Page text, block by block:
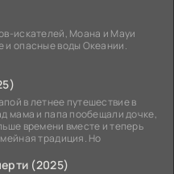
искателей, Моана и Мауи
и опасные воды Океании.
в летнее путешествие в
мама и папа пообещали дочке,
времени вместе и теперь
традиция. Но
(2025)